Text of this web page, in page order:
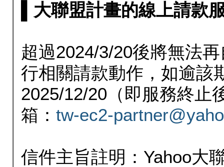
▌大聯盟計畫的線上請款
超過2024/3/20後將無法
行相關請款動作，如逾該
2025/12/20（即服務終止
箱： tw-ec2-
信件主旨註明：Yahoo大